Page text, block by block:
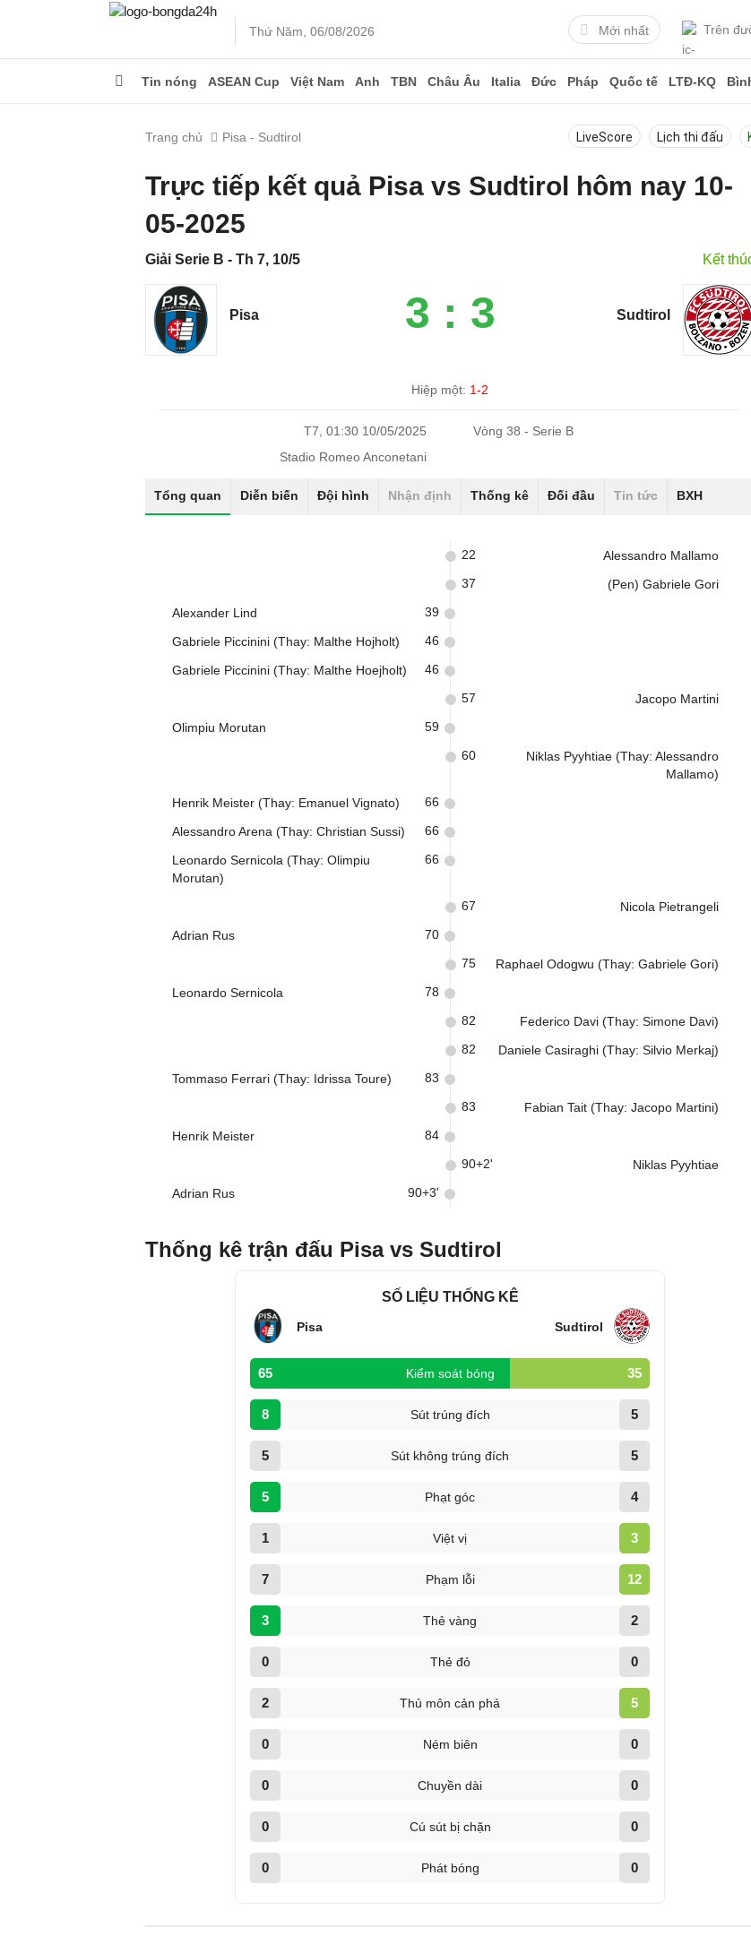
Thứ Năm, 06/08/2026 Mới nhất Trên
Tin nóng ASEAN Cup Việt Nam Anh TBN Châu Âu Italia Đức Pháp Quốc tế LTĐ-KQ
Trang chủ Pisa - Sudtirol LiveScore Lịch thi đấu
Trực tiếp kết quả Pisa vs Sudtirol hôm nay 10-
05-2025
Giải Serie B - Th 7, 10/5 Kết
Pisa 3 : 3 Sudtirol
Hiệp một: 1-2
T7, 01:30 10/05/2025
Vòng 38 - Serie B
Stadio Romeo Anconetani
Tổng quan Diễn biến Đội hình Nhận định Thống kê Đối đầu Tin tức BXH
Alessandro Mallamo
22
(Pen) Gabriele Gori
37
Alexander Lind 39
Gabriele Piccinini (Thay: Malthe Hojholt) 46
Gabriele Piccinini (Thay: Malthe Hoejholt) 46
Jacopo Martini
57
Olimpiu Morutan 59
Niklas Pyyhtiae (Thay: Alessandro
Mallamo)
60
Henrik Meister (Thay: Emanuel Vignato) 66
Alessandro Arena (Thay: Christian Sussi) 66
Leonardo Sernicola (Thay: Olimpiu
Morutan)
66
Nicola Pietrangeli
67
Adrian Rus 70
Raphael Odogwu (Thay: Gabriele Gori)
75
Leonardo Sernicola 78
Federico Davi (Thay: Simone Davi)
82
Daniele Casiraghi (Thay: Silvio Merkaj)
82
Tommaso Ferrari (Thay: Idrissa Toure) 83
Fabian Tait (Thay: Jacopo Martini)
83
Henrik Meister 84
Niklas Pyyhtiae
90+2'
Adrian Rus 90+3'
Thống kê trận đấu Pisa vs Sudtirol
SỐ LIỆU THỐNG KÊ
Pisa Sudtirol
65 Kiểm soát bóng 35
8 Sút trúng đích 5
5 Sút không trúng đích 5
5 Phạt góc 4
1 Việt vị 3
7 Phạm lỗi 12
3 Thẻ vàng 2
0 Thẻ đỏ 0
2 Thủ môn cản phá 5
0 Ném biên 0
0 Chuyền dài 0
0 Cú sút bị chặn 0
0 Phát bóng 0